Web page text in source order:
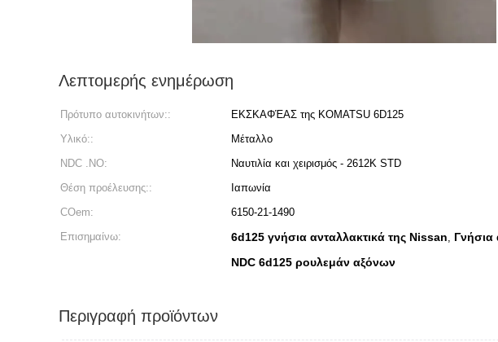
Λεπτομερής ενημέρωση
Πρότυπο αυτοκινήτων:: ΕΚΣΚΑΦΈΑΣ της KOMATSU 6D125
Υλικό::
Μέταλλο
NDC .NO:
Ναυτιλία και χειρισμός - 2612K STD
Θέση προέλευσης::
Ιαπωνία
COem:
6150-21-1490
Επισημαίνω:
6d125 γνήσια ανταλλακτικά της Nissan, Γνήσια
NDC 6d125 ρουλεμάν αξόνων
Περιγραφή προϊόντων